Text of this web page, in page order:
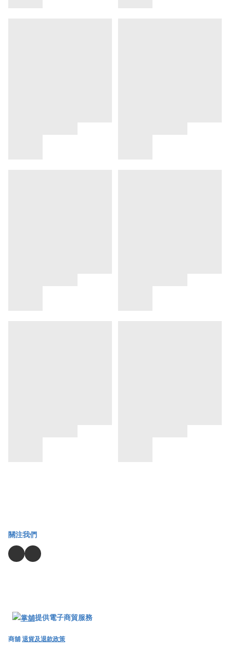
關注我們
提供電子商貿服務
商舖退貨及退款政策